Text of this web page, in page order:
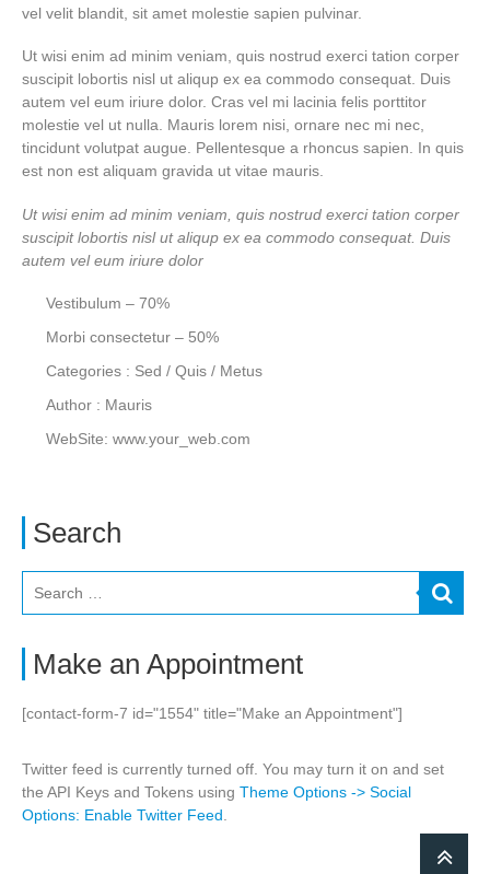
Search
Make an Appointment
[contact-form-7 id="1554" title="Make an Appointment"]
Twitter feed is currently turned off. You may turn it on and set
the API Keys and Tokens using Theme Options -> Social
Options: Enable Twitter Feed.
vel velit blandit, sit amet molestie sapien pulvinar.
Ut wisi enim ad minim veniam, quis nostrud exerci tation corper
suscipit lobortis nisl ut aliqup ex ea commodo consequat. Duis
autem vel eum iriure dolor. Cras vel mi lacinia felis porttitor
molestie vel ut nulla. Mauris lorem nisi, ornare nec mi nec,
tincidunt volutpat augue. Pellentesque a rhoncus sapien. In quis
est non est aliquam gravida ut vitae mauris.
Ut wisi enim ad minim veniam, quis nostrud exerci tation corper
suscipit lobortis nisl ut aliqup ex ea commodo consequat. Duis
autem vel eum iriure dolor
Vestibulum – 70%
Morbi consectetur – 50%
Categories : Sed / Quis / Metus
Author : Mauris
WebSite: www.your_web.com